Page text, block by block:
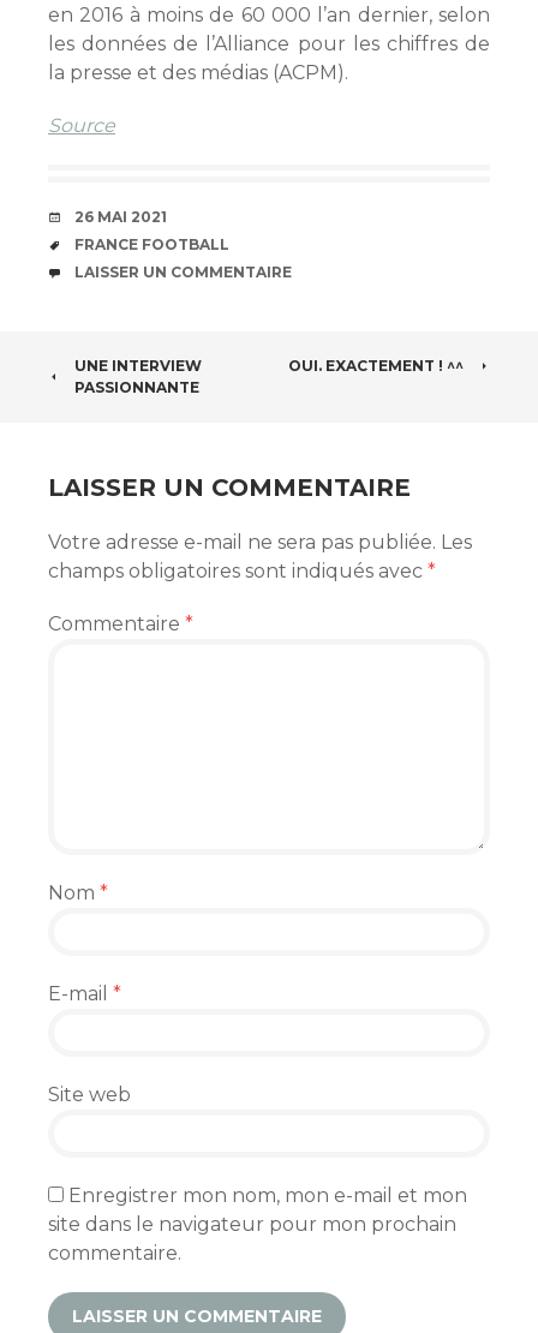
en 2016 à moins de 60 000 l’an dernier, selon
les données de l’Alliance pour les chiffres de
la presse et des médias (ACPM).
Source
DATE
26 MAI 2021
ÉTIQUETTES
FRANCE FOOTBALL
COMMENTAIRES
LAISSER UN COMMENTAIRE
NAVIGATION
ARTICLES
UNE INTERVIEW
PASSIONNANTE
OUI. EXACTEMENT ! ^^
LAISSER UN COMMENTAIRE
Votre adresse e-mail ne sera pas publiée. Les
champs obligatoires sont indiqués avec *
Commentaire *
Nom *
E-mail *
Site web
Enregistrer mon nom, mon e-mail et mon
site dans le navigateur pour mon prochain
commentaire.